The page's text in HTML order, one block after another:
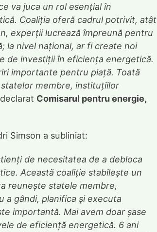
va juca un rol esențial în
Coaliția oferă cadrul potrivit, atât
experții lucrează împreună pentru
la nivel național, ar fi create noi
de investiții în eficiența energetică.
importante pentru piață. Toată
membre, instituțiilor
Comisarul pentru energie,
Simson a subliniat:
de necesitatea de a debloca
Această coaliție stabilește un
reunește statele membre,
a gândi, planifica și executa
importantă. Mai avem doar șase
de eficiență energetică. 6 ani